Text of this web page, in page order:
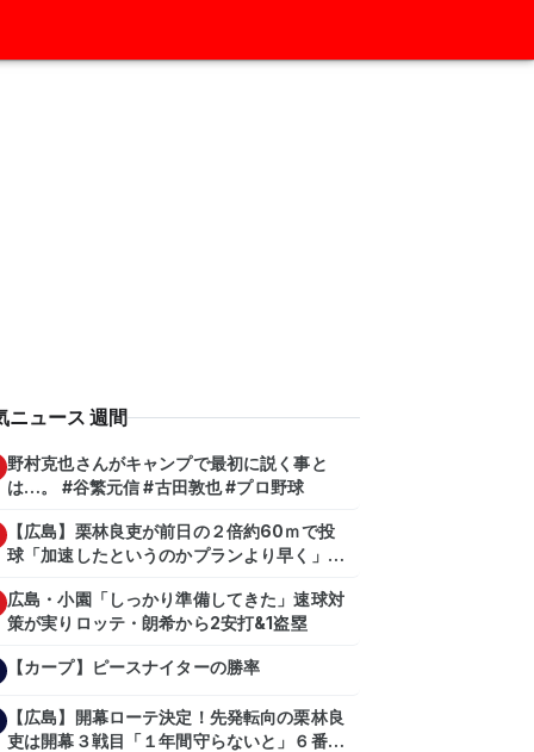
ニュース 週間
野村克也さんがキャンプで最初に説く事と
は…。 #谷繁元信 #古田敦也 #プロ野球
【広島】栗林良吏が前日の２倍約60ｍで投
球「加速したというのかプランより早く」自
広島・小園「しっかり準備してきた」速球対
策が実りロッテ・朗希から2安打&1盗塁
【カープ】ピースナイターの勝率
【広島】開幕ローテ決定！先発転向の栗林良
吏は開幕３戦目「１年間守らないと」６番手